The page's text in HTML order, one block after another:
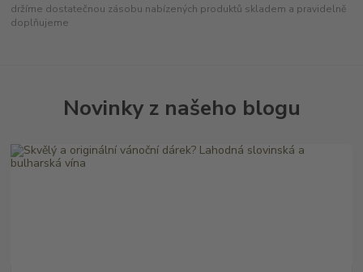
držíme dostatečnou zásobu nabízených produktů skladem a pravidelně
doplňujeme
Novinky z našeho blogu